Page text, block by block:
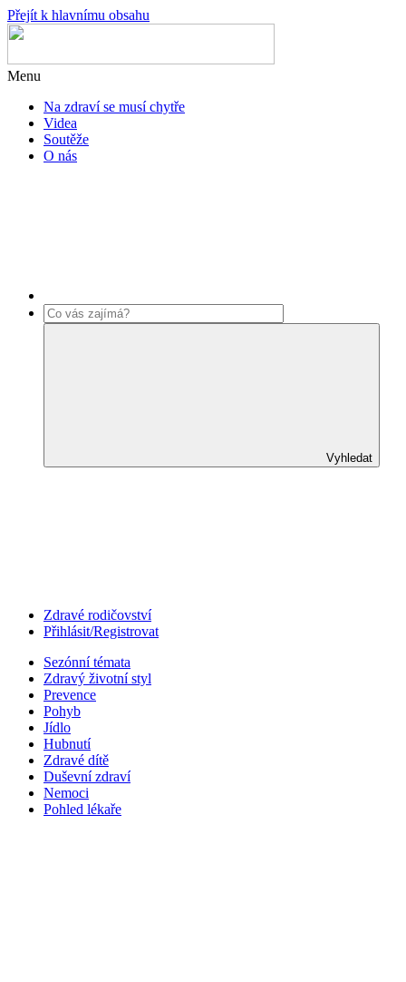
Přejít k hlavnímu obsahu
Menu
Na zdraví se musí chytře
Videa
Soutěže
O nás
Vyhledat
Zdravé rodičovství
Přihlásit/Registrovat
Sezónní témata
Zdravý životní styl
Prevence
Pohyb
Jídlo
Hubnutí
Zdravé dítě
Duševní zdraví
Nemoci
Pohled lékaře